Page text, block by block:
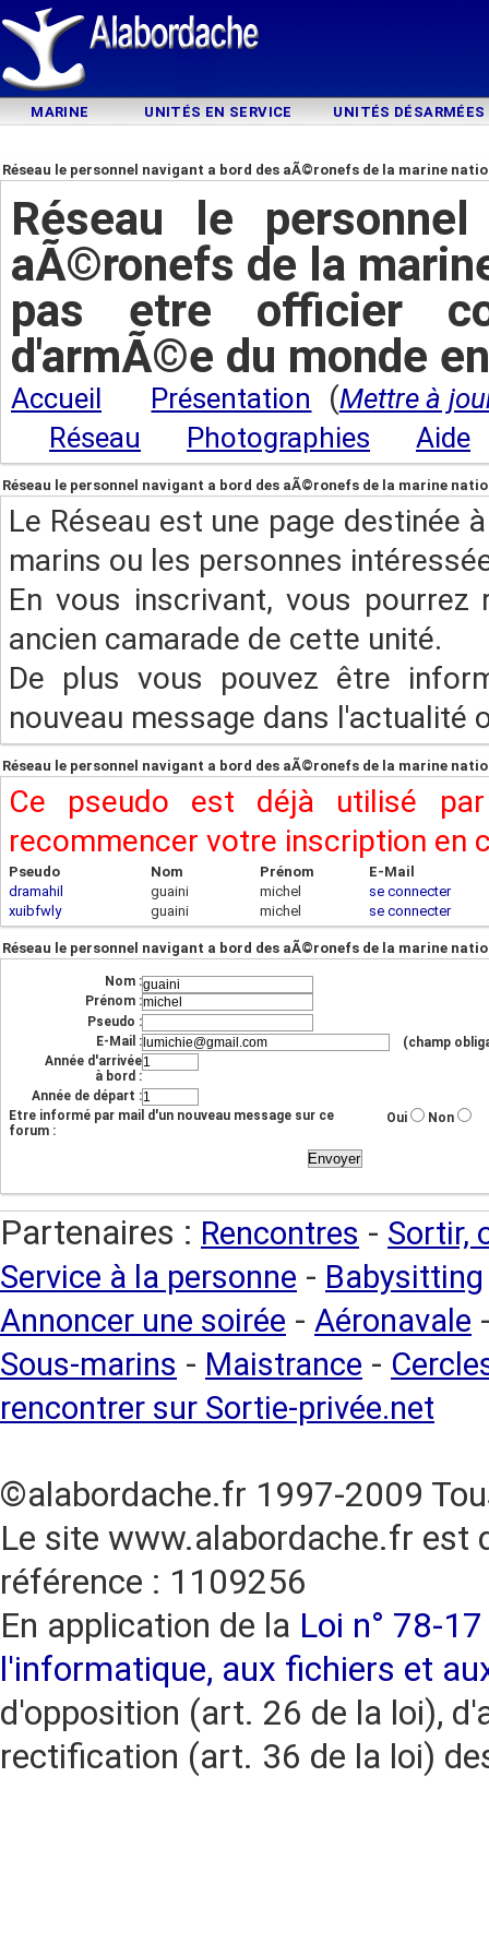
MARINE UNITÉS EN SERVICE UNITÉS DÉSARMÉES
Réseau le personnel navigant a bord des aÃ©ronefs de la marine
Réseau le
aÃ©ronefs de la
pas etre officier
d'armÃ©e du monde
Accueil Présentation (Mettre à
Réseau
Photographies Aide
Réseau le personnel navigant a bord des aÃ©ronefs de la marine
du monde entier ??
Le Réseau est une page destinée
marins ou les personnes
En vous inscrivant, vous
ancien camarade de cette unité.
De plus vous pouvez être
nouveau message dans l'actualité
Réseau le personnel navigant a bord des aÃ©ronefs de la marine
du monde entier ??
Ce pseudo est déjà utilisé
recommencer votre inscription en
Pseudo Nom Prénom
E-Mail
dramahil
guaini michel
se connecter
xuibfwly
guaini michel se connecter
Réseau le personnel navigant a bord des aÃ©ronefs de la marine
Nom :
Prénom :
Pseudo :
E-Mail :
(champ
Année d'arrivée
à bord :
Année de départ :
Etre informé par mail d'un nouveau message sur ce
forum :
Oui Non
Partenaires : Rencontres - Sortir,
Service à la personne - Babysitting
Annoncer une soirée - Aéronavale
Sous-marins - Maistrance -
rencontrer sur Sortie-privée.net
©alabordache.fr 1997-2009
Le site www.alabordache.fr est
référence : 1109256
En application de la Loi n° 78-
l'informatique, aux fichiers et
d'opposition (art. 26 de la loi),
rectification (art. 36 de la loi)